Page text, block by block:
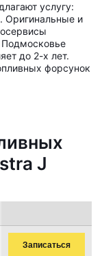
услугу:
Оригинальные и
до 2-х лет.
форсунок
J
Записаться